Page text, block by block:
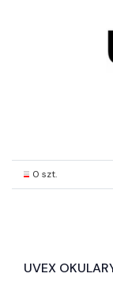
0 szt.
UVEX